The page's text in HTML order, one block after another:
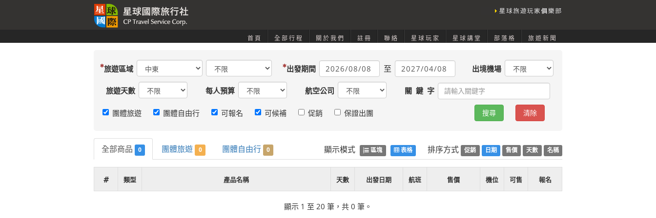
首頁 全部行程 關於我們 註冊 聯絡 星球玩家 星球講堂 部落格 旅遊新聞
旅遊區域 出發期間 至 出境機場
旅遊天數 每人預算 航空公司 關 鍵 字
團體旅遊 團體自由行 可報名 可候補 促銷 保證出團
排序方式 促銷 日期 售價 天數 名稱
顯示模式 區塊 表格
全部商品 0 團體旅遊 0 團體自由行 0
# 類型 產品名稱 天數 出發日期 航班 售價 機位 可售 報名
顯示 1 至 20 筆，共 0 筆。